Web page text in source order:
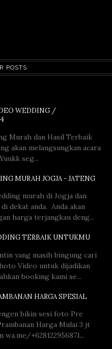
POSTS
WEDDING /
Murah dan Hasil Terbaik
akan melangsungkan acara
seg...
MURAH JOGJA - JATENG
murah di Jogja dan
dekat anda. Anda akan
harga terjangkau deng...
TERBAIK UNTUKMU
yang masih bingung cari
Video untuk dijadikan
booking kami se...
HARGA SPESIAL
bikin sesi foto Pre
Harga Mulai 3 jt
+628122956871...